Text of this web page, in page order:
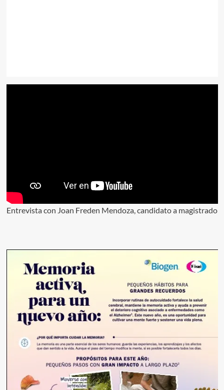
Entrevista con Joan Freden Mendoza, candidato a magistrado